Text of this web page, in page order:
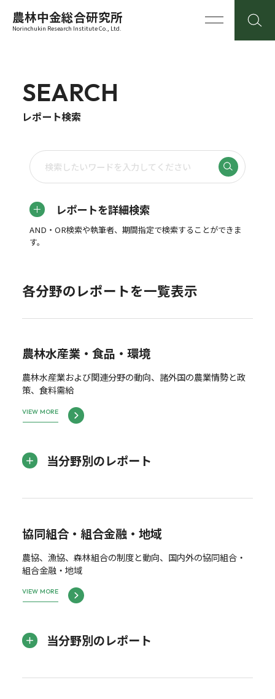
農林中金総合研究所
Norinchukin Research Institute Co., Ltd.
SEARCH
レポート検索
レポートを詳細検索
AND・OR検索や執筆者、期間指定で検索することができま
す。
各分野のレポートを一覧表示
農林水産業・食品・環境
農林水産業および関連分野の動向、諸外国の農業情勢と政
策、食料需給
VIEW MORE
当分野別のレポート
協同組合・組合金融・地域
農協、漁協、森林組合の制度と動向、国内外の協同組合・
組合金融・地域
VIEW MORE
当分野別のレポート